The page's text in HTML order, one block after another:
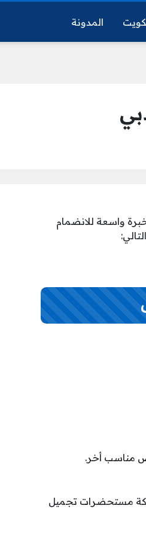
المدونة
واسعة للانضمام
مناسب أخر.
التوريد – مع شركة مستحضرات تجميل